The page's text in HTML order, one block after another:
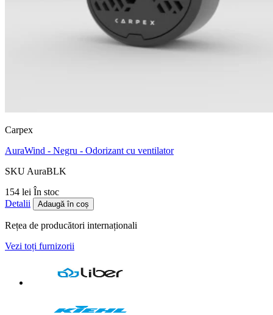
Carpex
AuraWind - Negru - Odorizant cu ventilator
SKU AuraBLK
154 lei În stoc
Detalii
Adaugă în coș
Rețea de producători internaționali
Vezi toți furnizorii